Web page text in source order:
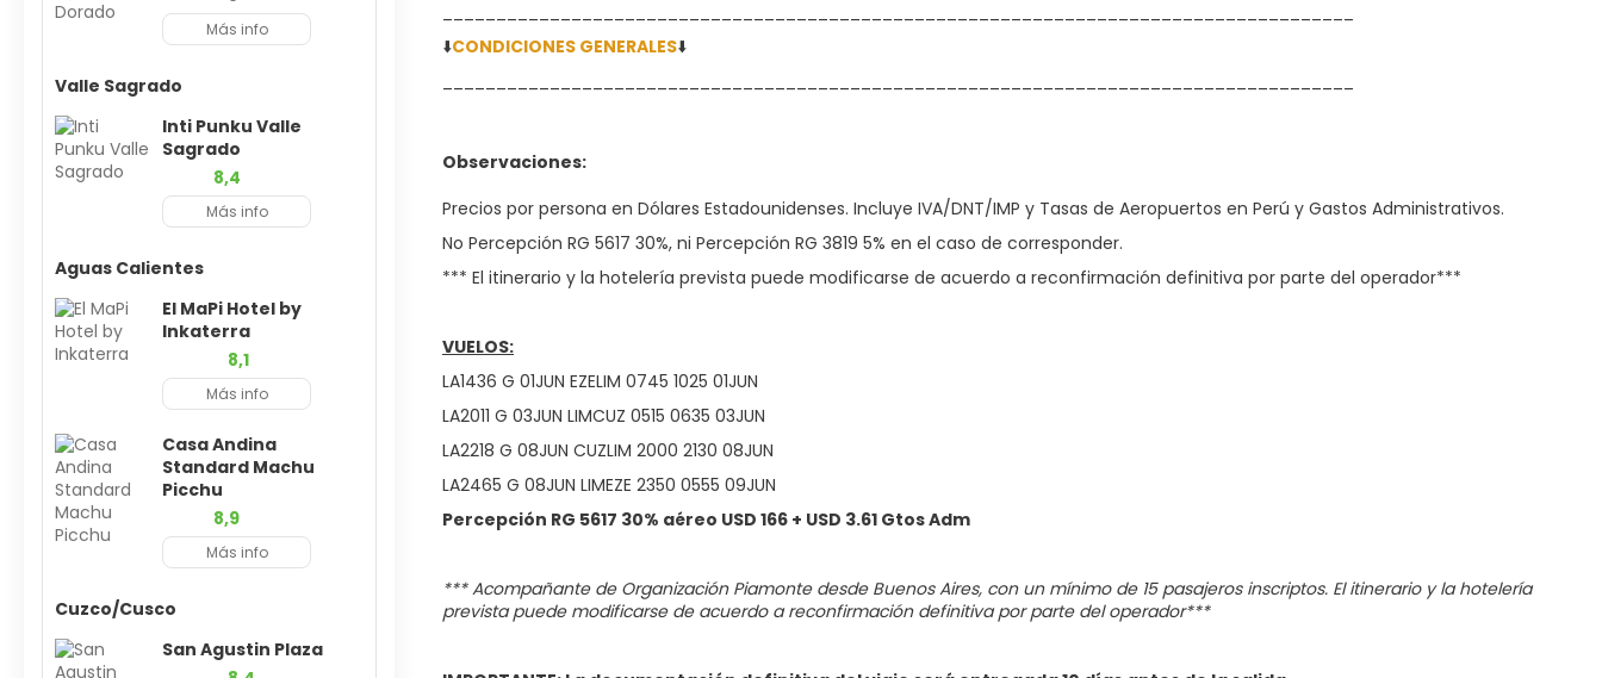
⬇️CONDICIONES GENERALES⬇️
Observaciones:
Precios por persona en Dólares Estadounidenses. Incluye IVA/DNT/IMP y Tasas de Aeropuertos en Perú y Gastos Administrativos.
No Percepción RG 5617 30%, ni Percepción RG 3819 5% en el caso de corresponder.
*** El itinerario y la hotelería prevista puede modificarse de acuerdo a reconfirmación definitiva por parte del operador***
VUELOS:
LA1436 G 01JUN EZELIM 0745 1025 01JUN
LA2011 G 03JUN LIMCUZ 0515 0635 03JUN
LA2218 G 08JUN CUZLIM 2000 2130 08JUN
LA2465 G 08JUN LIMEZE 2350 0555 09JUN
Percepción RG 5617 30% aéreo USD 166 + USD 3.61 Gtos Adm
*** Acompañante de Organización Piamonte desde Buenos Aires, con un mínimo de 15 pasajeros inscriptos. El itinerario y la hotelería
prevista puede modificarse de acuerdo a reconfirmación definitiva por parte del operador***
Más info
Valle Sagrado
Inti Punku Valle
Sagrado
8,4
Más info
Aguas Calientes
El MaPi Hotel by
Inkaterra
8,1
Más info
Casa Andina
Standard Machu
Picchu
8,9
Más info
Cuzco/Cusco
San Agustin Plaza